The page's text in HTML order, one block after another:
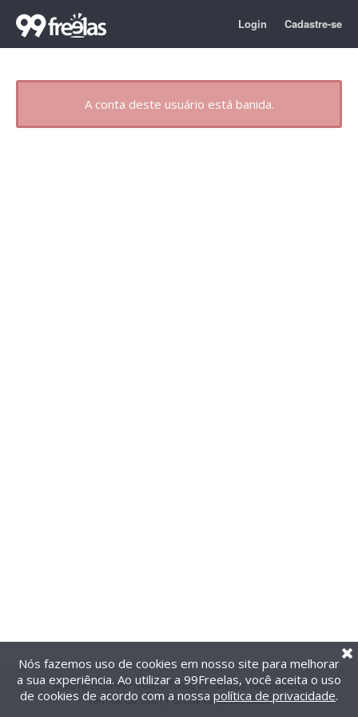
Login Cadastre-se
A conta deste usuário está banida.
@2014-2026 99Freelas. Todos os direitos reservados.
Termos de uso| Política de privacidade
Nós fazemos uso de cookies em nosso site para melhorar
a sua experiência. Ao utilizar a 99Freelas, você aceita o uso
de cookies de acordo com a nossa política de privacidade.